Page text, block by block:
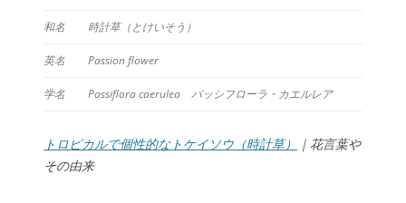
和名 時計草（とけいそう）
英名 Passion flower
学名 Passiflora caerulea パッシフローラ・カエルレア
トロピカルで個性的なトケイソウ（時計草）
｜花言葉や
その由来